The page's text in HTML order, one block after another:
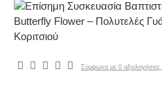
Σύμφωνα με 0 αξιολογήσεις.